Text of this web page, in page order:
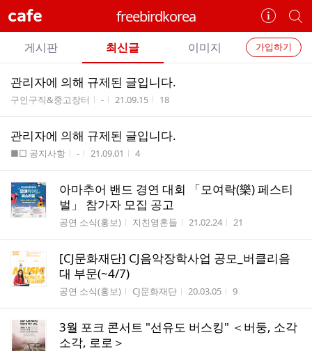
cafe freebirdkorea
카
페
정
보
개
별
카
페
카
페
메
뉴
가입하기
게시판 최신글 이미지
전
체
글
리
관리자에 의해 규제된 글입니다.
게시판명
구인구직&중고장터 작성자
- 작성시간
21.09.15 조회수
18
관리자에 의해 규제된 글입니다.
게시판명
■□ 공지사항 작성자
- 작성시간
21.09.01 조회수
4
아마추어 밴드 경연 대회 「모여락(樂) 페스티
벌」 참가자 모집 공고
게시판명
공연 소식(홍보) 작성자
지친영혼들 작성시간
21.02.24 조회수
21
[CJ문화재단] CJ음악장학사업 공모_버클리음
대 부문(~4/7)
게시판명
공연 소식(홍보) 작성자
CJ문화재단 작성시간
20.03.05 조회수
9
3월 포크 콘서트 "선유도 버스킹" ＜버둥, 소각
소각, 로로＞